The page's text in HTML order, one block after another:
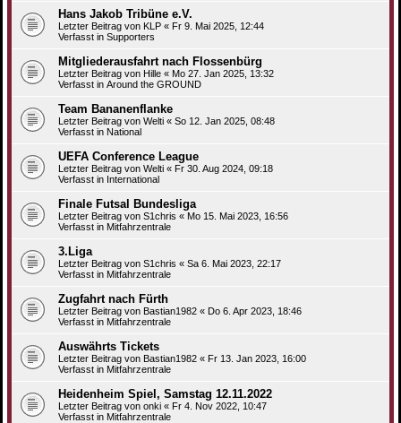
Hans Jakob Tribüne e.V.
Letzter Beitrag von KLP « Fr 9. Mai 2025, 12:44
Verfasst in Supporters
Mitgliederausfahrt nach Flossenbürg
Letzter Beitrag von Hille « Mo 27. Jan 2025, 13:32
Verfasst in Around the GROUND
Team Bananenflanke
Letzter Beitrag von Welti « So 12. Jan 2025, 08:48
Verfasst in National
UEFA Conference League
Letzter Beitrag von Welti « Fr 30. Aug 2024, 09:18
Verfasst in International
Finale Futsal Bundesliga
Letzter Beitrag von S1chris « Mo 15. Mai 2023, 16:56
Verfasst in Mitfahrzentrale
3.Liga
Letzter Beitrag von S1chris « Sa 6. Mai 2023, 22:17
Verfasst in Mitfahrzentrale
Zugfahrt nach Fürth
Letzter Beitrag von Bastian1982 « Do 6. Apr 2023, 18:46
Verfasst in Mitfahrzentrale
Auswährts Tickets
Letzter Beitrag von Bastian1982 « Fr 13. Jan 2023, 16:00
Verfasst in Mitfahrzentrale
Heidenheim Spiel, Samstag 12.11.2022
Letzter Beitrag von onki « Fr 4. Nov 2022, 10:47
Verfasst in Mitfahrzentrale